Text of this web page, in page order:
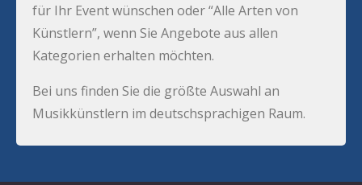
für Ihr Event wünschen oder “Alle Arten von
Künstlern”, wenn Sie Angebote aus allen
Kategorien erhalten möchten.
Bei uns finden Sie die größte Auswahl an
Musikkünstlern im deutschsprachigen Raum.